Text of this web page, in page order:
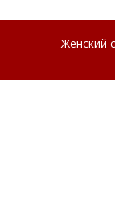
Женский